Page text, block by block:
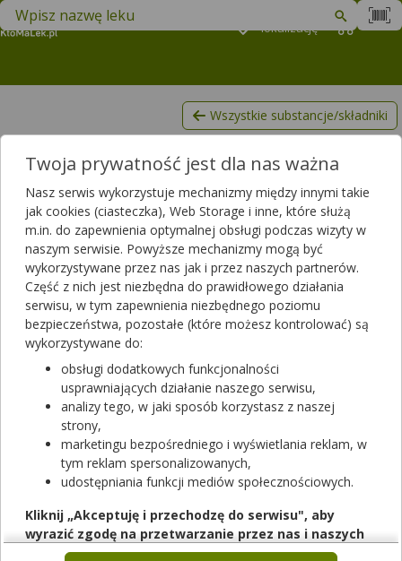
lokalizację
Znajdź lek w swojej okolicy
Lactobacillus rhamnosus
Wszystkie substancje/składniki
Lista produktów, zawierających Lactobacillus rhamnosus
Filtrowanie
Filtrowanie
Wyniki wyszukiwania(285)
Wyczyść filtry
4 Lacti Baby
5 ml
suplement diety
Dostępność
Dodaj do koszyka
4Biotic Zdrowe Korzyści
15 kaps.
suplement diety
Twoja prywatność jest dla nas ważna
Nasz serwis wykorzystuje mechanizmy między innymi takie
jak cookies (ciasteczka), Web Storage i inne, które służą
m.in. do zapewnienia optymalnej obsługi podczas wizyty w
naszym serwisie. Powyższe mechanizmy mogą być
wykorzystywane przez nas jak i przez naszych partnerów.
Część z nich jest niezbędna do prawidłowego działania
serwisu, w tym zapewnienia niezbędnego poziomu
bezpieczeństwa, pozostałe (które możesz kontrolować) są
wykorzystywane do:
obsługi dodatkowych funkcjonalności
usprawniających działanie naszego serwisu,
analizy tego, w jaki sposób korzystasz z naszej
strony,
marketingu bezpośredniego i wyświetlania reklam, w
tym reklam spersonalizowanych,
udostępniania funkcji mediów społecznościowych.
Kliknij „Akceptuję i przechodzę do serwisu", aby
wyrazić zgodę na przetwarzanie przez nas i naszych
partnerów Twoich danych w powyższych celach.